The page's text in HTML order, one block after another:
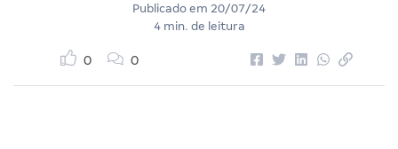
Publicado em 20/07/24
4 min. de leitura
0 0